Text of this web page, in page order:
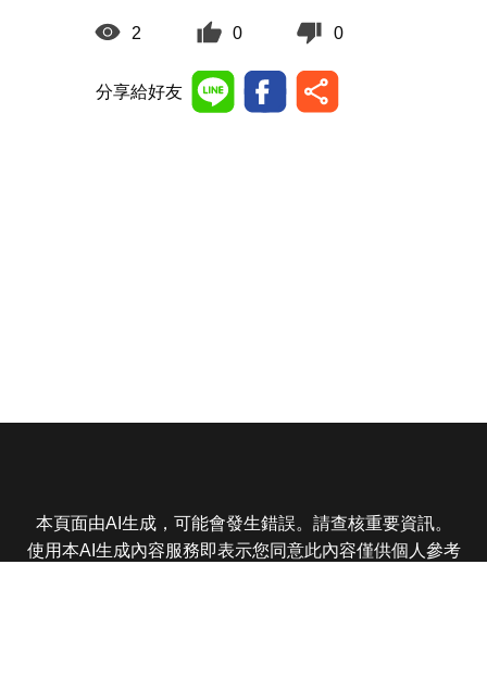
2 0 0
分享給好友
本頁面由AI生成，可能會發生錯誤。請查核重要資訊。
使用本AI生成內容服務即表示您同意此內容僅供個人參考